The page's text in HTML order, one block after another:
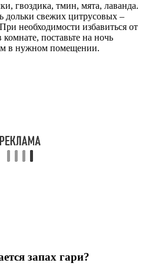
гвоздика, тмин, мята, лаванда.
дольки свежих цитрусовых –
необходимости избавиться от
поставьте на ночь
в нужном помещении.
запах гари?